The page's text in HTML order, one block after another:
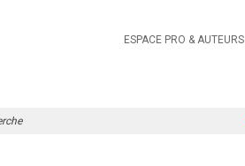
ESPACE PRO & AUTEURS